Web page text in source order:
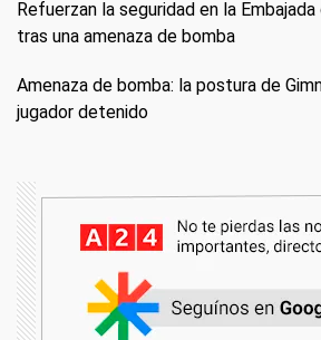
Refuerzan la seguridad en la
tras una amenaza de bomba
Amenaza de bomba: la postura de
jugador detenido